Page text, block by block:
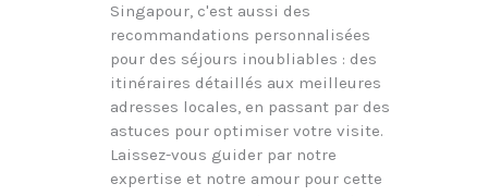
Singapour, c'est aussi des
recommandations personnalisées
pour des séjours inoubliables : des
itinéraires détaillés aux meilleures
adresses locales, en passant par des
astuces pour optimiser votre visite.
Laissez-vous guider par notre
expertise et notre amour pour cette